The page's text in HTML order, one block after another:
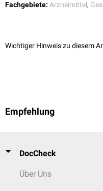
Fachgebiete: Arzneimittel,
Wichtiger Hinweis zu diesem
Empfehlung
DocCheck
Über Uns